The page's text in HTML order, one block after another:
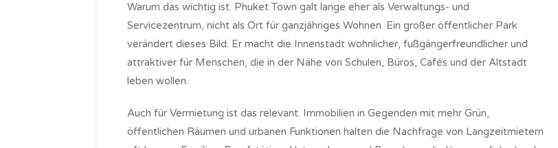
Warum das wichtig ist. Phuket Town galt lange eher als Verwaltungs- und
Servicezentrum, nicht als Ort für ganzjähriges Wohnen. Ein großer öffentlicher Park
verändert dieses Bild. Er macht die Innenstadt wohnlicher, fußgängerfreundlicher und
attraktiver für Menschen, die in der Nähe von Schulen, Büros, Cafés und der Altstadt
leben wollen.
Auch für Vermietung ist das relevant. Immobilien in Gegenden mit mehr Grün,
öffentlichen Räumen und urbanen Funktionen halten die Nachfrage von Langzeitmietern